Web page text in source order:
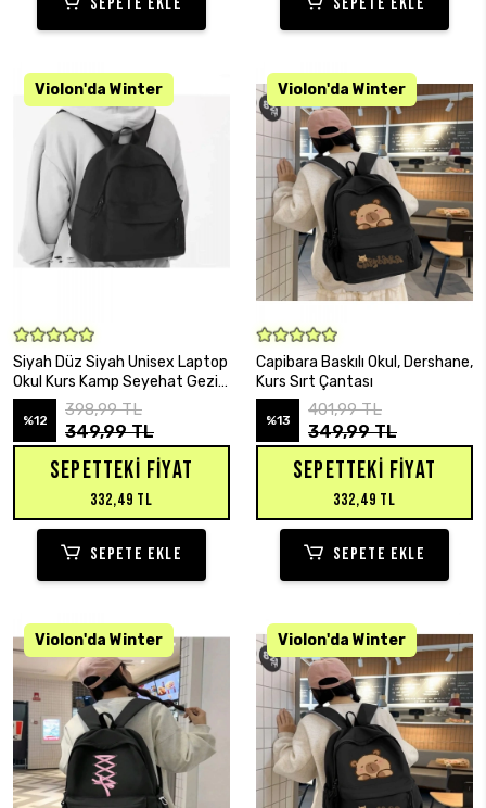
SEPETE EKLE
Siyah Düz Siyah Unisex Laptop
Okul Kurs Kamp Seyehat Gezi
Günlük Kullanım Sırt Çantası
%12
398,99 TL
349,99 TL
SEPETTEKI FIYAT
332,49 TL
SEPETE EKLE
SEPETE EKLE
Capibara Baskılı Okul, Dershane,
Kurs Sırt Çantası
%13
401,99 TL
349,99 TL
SEPETTEKI FIYAT
332,49 TL
SEPETE EKLE